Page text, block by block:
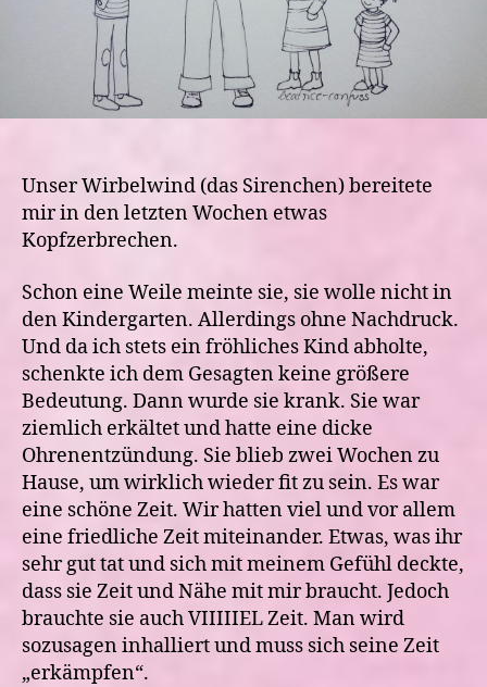
Unser Wirbelwind (das Sirenchen) bereitete
mir in den letzten Wochen etwas
Kopfzerbrechen.
Schon eine Weile meinte sie, sie wolle nicht in
den Kindergarten. Allerdings ohne Nachdruck.
Und da ich stets ein fröhliches Kind abholte,
schenkte ich dem Gesagten keine größere
Bedeutung. Dann wurde sie krank. Sie war
ziemlich erkältet und hatte eine dicke
Ohrenentzündung. Sie blieb zwei Wochen zu
Hause, um wirklich wieder fit zu sein. Es war
eine schöne Zeit. Wir hatten viel und vor allem
eine friedliche Zeit miteinander. Etwas, was ihr
sehr gut tat und sich mit meinem Gefühl deckte,
dass sie Zeit und Nähe mit mir braucht. Jedoch
brauchte sie auch VIIIIIEL Zeit. Man wird
sozusagen inhalliert und muss sich seine Zeit
„erkämpfen“.